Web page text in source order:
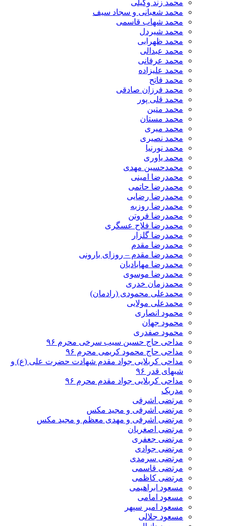
محمد زند وکیلی
محمد شعبانی و سجاد سیف
محمد شهاب قاسمی
​محمد شیردل
محمد ظهرابی
محمد عبدالی
محمد عرفانی
محمد علیزاده
محمد فاتح
محمد فرزان صادقی
محمد قلی پور
محمد متین
محمد مستان
محمد میری
محمد نصیری
محمد نورنیا
محمد یاوری
محمدحسین مهدی
محمدرضا امینی
محمدرضا حاتمی
محمدرضا رضایی
محمدرضا روزبه
محمدرضا فروتن
محمدرضا فلاح عسگری
محمدرضا گلزار
محمدرضا مقدم
محمدرضا مقدم – روزای بارونی
محمدرضا مهابادیان
محمدرضا موسوی
محمدزمان خدری
محمدعلی محمودی (رادمان)
محمدعلی مولایی
محمود انصاری
محمود جهان
محمود صفدری
مداحی حاج حسین سیب سرخی محرم ۹۶
مداحی حاج محمود کریمی محرم ۹۶
مداحی کربلایی جواد مقدم شهادت حضرت علی (ع) و
شبهای قدر ۹۶
مداحی کربلایی جواد مقدم محرم ۹۶
مدریک
مرتضی اشرفی
مرتضی اشرفی و مجید مکس
مرتضی اشرفی و مهدی معظم و مجید مکس
مرتضی اصغریان
مرتضی جعفری
مرتضی جوادی
مرتضی سرمدی
مرتضی قاسمی
مرتضی کاظمی
مسعود ابراهیمی
مسعود امامی
مسعود امیر سپهر
مسعود جلالی